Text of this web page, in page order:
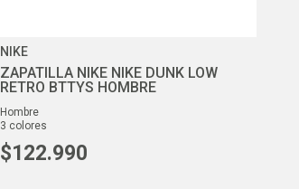
NIKE
ZAPATILLA NIKE NIKE DUNK LOW
RETRO BTTYS HOMBRE
hombre
3 colores
$122.990